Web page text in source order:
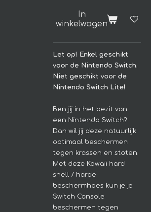
In
winkelwagen
Let op! Enkel geschikt
voor de Nintendo Switch.
Niet geschikt voor de
Nintendo Switch Lite!
Ben jij in het bezit van
een Nintendo Switch?
Dan wil jij deze natuurlijk
optimaal beschermen
tegen krassen en stoten.
Met deze Kawaii hard
shell / harde
beschermhoes kun je je
Switch Console
beschermen tegen